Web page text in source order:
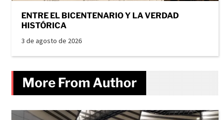
ENTRE EL BICENTENARIO Y LA VERDAD
HISTÓRICA
3 de agosto de 2026
More From Author